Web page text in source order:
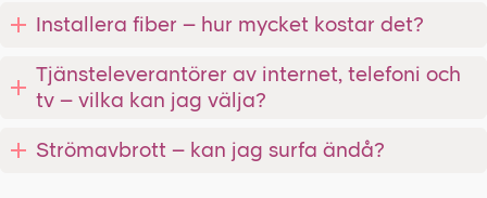
Installera fiber – hur mycket kostar det?
Tjänsteleverantörer av internet, telefoni och
tv – vilka kan jag välja?
Strömavbrott – kan jag surfa ändå?